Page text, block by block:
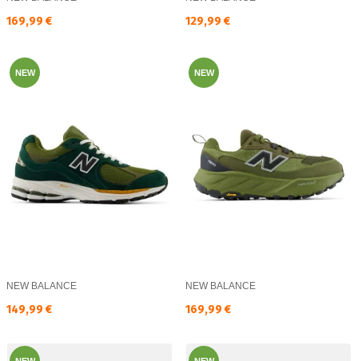
Текуща цена:
169,99 € Текуща цена:
129,99 €
NEW
NEW BALANCE
Текуща цена:
149,99 €
NEW
NEW BALANCE
Текуща цена:
169,99 €